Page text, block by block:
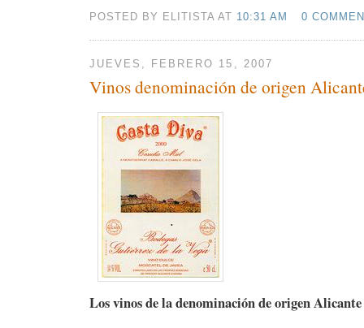
POSTED BY ELITISTA AT 10:31 AM 0
JUEVES, FEBRERO 15, 2007
Vinos denominación de origen
Los vinos de la denominación de origen Alicante